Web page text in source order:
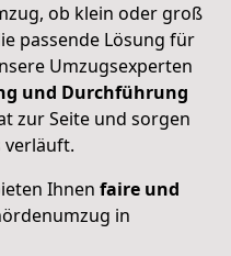
ob klein oder groß
passende Lösung für
Umzugsexperten
und Durchführung
zur Seite und sorgen
verläuft.
Ihnen faire und
in